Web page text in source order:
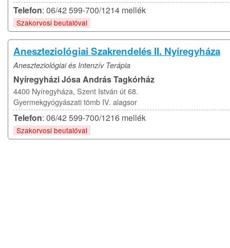
Telefon: 06/42 599-700/1214 mellék
Szakorvosi beutalóval
Aneszteziológiai Szakrendelés II. Nyíregyháza
Aneszteziológiai és Intenzív Terápia
Nyíregyházi Jósa András Tagkórház
4400 Nyíregyháza, Szent István út 68.
Gyermekgyógyászati tömb IV. alagsor
Telefon: 06/42 599-700/1216 mellék
Szakorvosi beutalóval